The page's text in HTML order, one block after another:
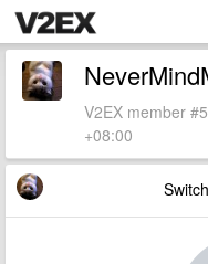
V2EX member
+08:00